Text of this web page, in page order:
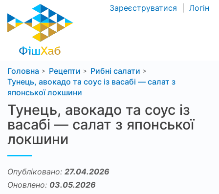
Зареєструватися Логін
Головна Рецепти
Рибні салати
Тунець, авокадо та соус із васабі — салат з
японської локшини
Тунець, авокадо та соус із
васабі — салат з японської
локшини
Опубліковано: 27.04.2026
Оновлено: 03.05.2026